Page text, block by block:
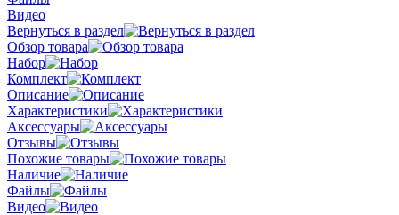
Видео
Вернуться в раздел
Обзор товара
Набор
Комплект
Описание
Характеристики
Аксессуары
Отзывы
Похожие товары
Наличие
Файлы
Видео